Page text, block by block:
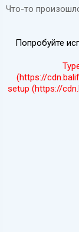
Что-то
Попробуйте
(https://
setup (https://